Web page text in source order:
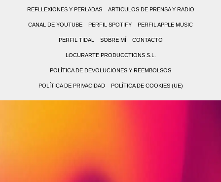
REFLLEXIONES Y PERLADAS ARTICULOS DE PRENSA Y RADIO
CANAL DE YOUTUBE PERFIL SPOTIFY PERFIL APPLE MUSIC
PERFIL TIDAL SOBRE MÍ CONTACTO
LOCURARTE PRODUCCTIONS S.L.
POLÍTICA DE DEVOLUCIONES Y REEMBOLSOS
POLÍTICA DE PRIVACIDAD POLÍTICA DE COOKIES (UE)